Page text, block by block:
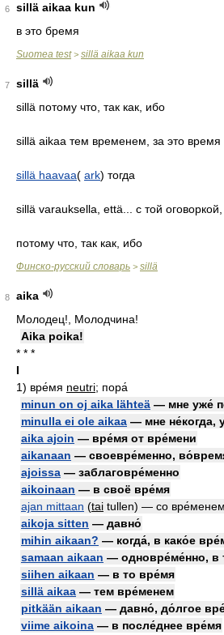
6
sillä aikaa kun
в это бремя
Suomea test> sillä aikaa kun
7
sillä
sillä потому что, так как, ибо
sillä aikaa тем временем, за это время
sillä haavaa( ark) тогда
sillä varauksella, että... с той оговоркой,
потому что, так как, ибо
Финско-русский словарь > sillä
8
aika
Молодец!, Молодчина!
Aika poika!
* * *
I
1) вре́мя neutri; пора́
minun on oj aika lähteä — мне уже́
minulla ei ole aikaa — мне не́когда,
aika ajoin — вре́мя от вре́мени
aikanaan — своевре́менно,
ajoissa — заблаговре́менно
aikoinaan — в своё вре́мя
ajan mittaan (tai tullen) — со вре́менем
aikoja sitten — давно́
mihin aikaan? — когда́, в како́е
samaan aikaan — одновре́ме́нно, в
siihen aikaan — в то вре́мя
sillä aikaa — тем вре́менем
pitkään aikaan — давно́, до́лгое
viime aikoina — в после́днее вре́мя